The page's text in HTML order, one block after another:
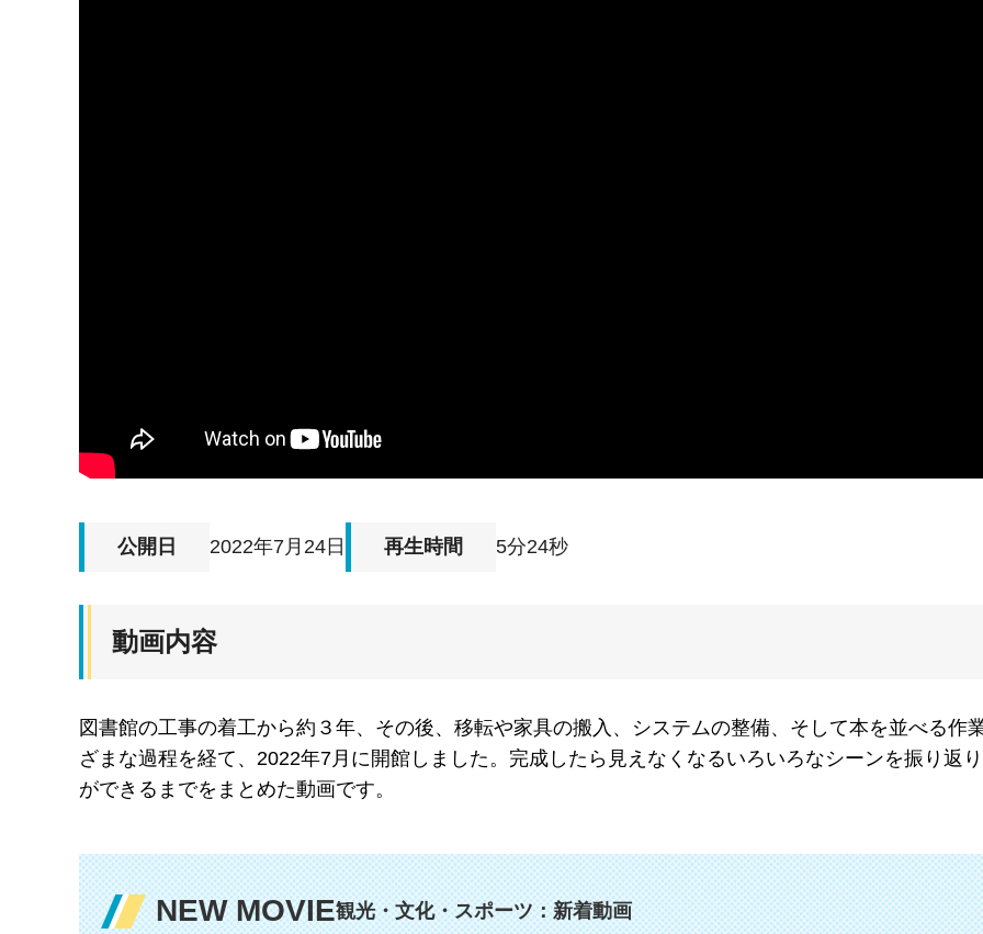
公開日 2022年7月24日 再生時間 5分24秒
動画内容
図書館の工事の着工から約３年、その後、移転や家具の搬入、システムの整備、そして本を並べる作
ざまな過程を経て、2022年7月に開館しました。完成したら見えなくなるいろいろなシーンを振り返
ができるまでをまとめた動画です。
NEW MOVIE観光・文化・スポーツ：新着動画